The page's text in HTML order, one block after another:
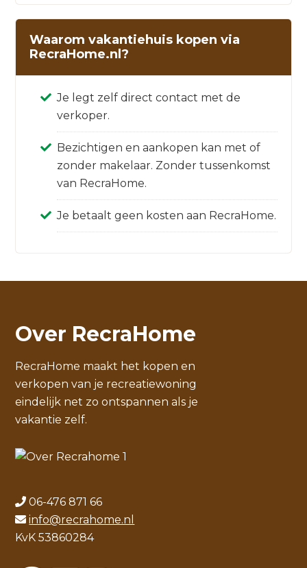
Waarom vakantiehuis kopen via
RecraHome.nl?
Je legt zelf direct contact met de
verkoper.
Bezichtigen en aankopen kan met of
zonder makelaar. Zonder tussenkomst
van RecraHome.
Je betaalt geen kosten aan RecraHome.
Over RecraHome
RecraHome maakt het kopen en
verkopen van je recreatiewoning
eindelijk net zo ontspannen als je
vakantie zelf.
06-476 871 66
info@recrahome.nl
KvK 53860284